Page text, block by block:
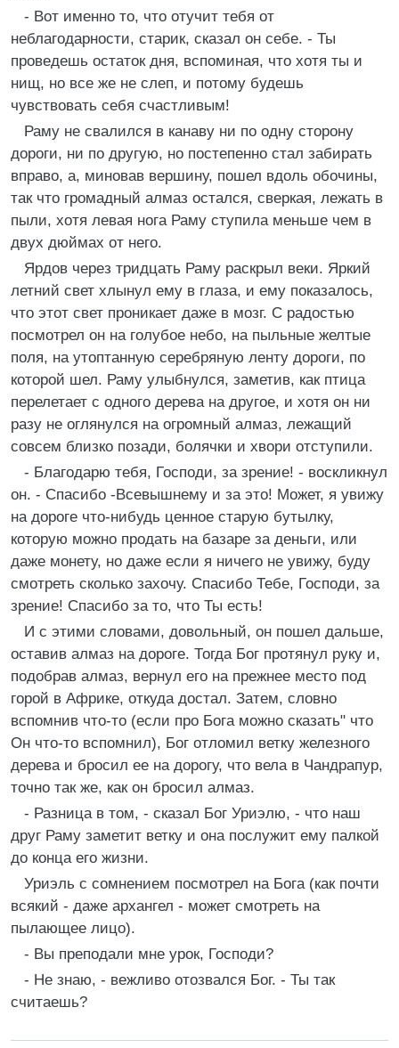
- Вот именно то, что отучит тебя от
неблагодарности, старик, сказал он себе. - Ты
проведешь остаток дня, вспоминая, что хотя ты и
нищ, но все же не слеп, и потому будешь
чувствовать себя счастливым!
Раму не свалился в канаву ни по одну сторону
дороги, ни по другую, но постепенно стал забирать
вправо, а, миновав вершину, пошел вдоль обочины,
так что громадный алмаз остался, сверкая, лежать в
пыли, хотя левая нога Раму ступила меньше чем в
двух дюймах от него.
Ярдов через тридцать Раму раскрыл веки. Яркий
летний свет хлынул ему в глаза, и ему показалось,
что этот свет проникает даже в мозг. С радостью
посмотрел он на голубое небо, на пыльные желтые
поля, на утоптанную серебряную ленту дороги, по
которой шел. Раму улыбнулся, заметив, как птица
перелетает с одного дерева на другое, и хотя он ни
разу не оглянулся на огромный алмаз, лежащий
совсем близко позади, болячки и хвори отступили.
- Благодарю тебя, Господи, за зрение! - воскликнул
он. - Спасибо -Всевышнему и за это! Может, я увижу
на дороге что-нибудь ценное старую бутылку,
которую можно продать на базаре за деньги, или
даже монету, но даже если я ничего не увижу, буду
смотреть сколько захочу. Спасибо Тебе, Господи, за
зрение! Спасибо за то, что Ты есть!
И с этими словами, довольный, он пошел дальше,
оставив алмаз на дороге. Тогда Бог протянул руку и,
подобрав алмаз, вернул его на прежнее место под
горой в Африке, откуда достал. Затем, словно
вспомнив что-то (если про Бога можно сказать" что
Он что-то вспомнил), Бог отломил ветку железного
дерева и бросил ее на дорогу, что вела в Чандрапур,
точно так же, как он бросил алмаз.
- Разница в том, - сказал Бог Уриэлю, - что наш
друг Раму заметит ветку и она послужит ему палкой
до конца его жизни.
Уриэль с сомнением посмотрел на Бога (как почти
всякий - даже архангел - может смотреть на
пылающее лицо).
- Вы преподали мне урок, Господи?
- Не знаю, - вежливо отозвался Бог. - Ты так
считаешь?